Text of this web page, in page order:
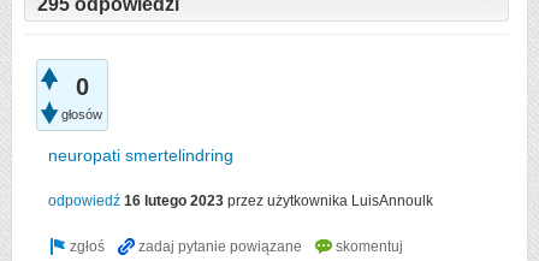
295 odpowiedzi
0
głosów
neuropati smertelindring
odpowiedź 16 lutego 2023 przez użytkownika LuisAnnoulk